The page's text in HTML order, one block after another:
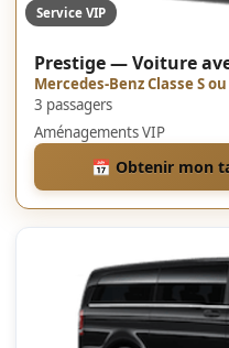
Service VIP
Prestige — Voiture
Mercedes-Benz Classe S
3 passagers
Aménagements VIP
📅 Obtenir mon